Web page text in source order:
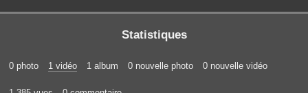
Statistiques
0 photo 1 vidéo 1 album 0 nouvelle photo 0 nouvelle vidéo